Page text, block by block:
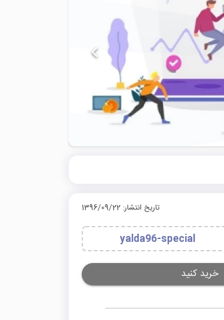
تاریخ انتشار: 1396/09/22
yalda96-special
خرید کنید